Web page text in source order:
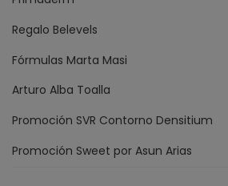
Regalo Belevels
Fórmulas Marta Masi
Arturo Alba Toalla
Promoción SVR Contorno Densitium
Promoción Sweet por Asun Arias